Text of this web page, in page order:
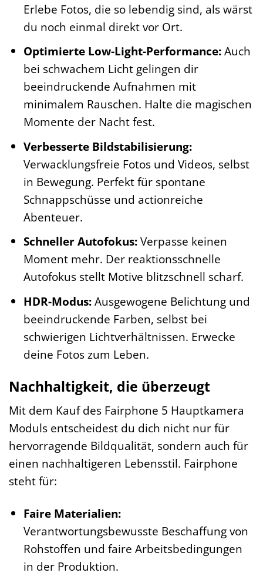
Erlebe Fotos, die so lebendig sind, als wärst
du noch einmal direkt vor Ort.
Optimierte Low-Light-Performance:Auch
bei schwachem Licht gelingen dir
beeindruckende Aufnahmen mit
minimalem Rauschen. Halte die magischen
Momente der Nacht fest.
Verbesserte Bildstabilisierung:
Verwacklungsfreie Fotos und Videos, selbst
in Bewegung. Perfekt für spontane
Schnappschüsse und actionreiche
Abenteuer.
Schneller Autofokus:Verpasse keinen
Moment mehr. Der reaktionsschnelle
Autofokus stellt Motive blitzschnell scharf.
HDR-Modus:Ausgewogene Belichtung und
beeindruckende Farben, selbst bei
schwierigen Lichtverhältnissen. Erwecke
deine Fotos zum Leben.
Nachhaltigkeit, die überzeugt
Mit dem Kauf des Fairphone 5 Hauptkamera
Moduls entscheidest du dich nicht nur für
hervorragende Bildqualität, sondern auch für
einen nachhaltigeren Lebensstil. Fairphone
steht für:
Faire Materialien:
Verantwortungsbewusste Beschaffung von
Rohstoffen und faire Arbeitsbedingungen
in der Produktion.